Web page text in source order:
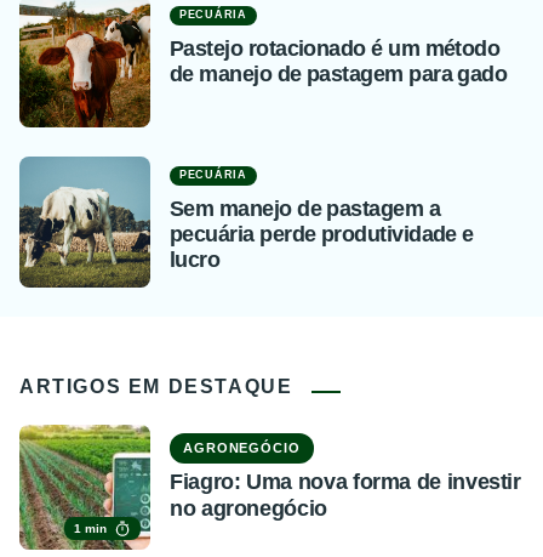
PECUÁRIA
Pastejo rotacionado é um método
de manejo de pastagem para gado
PECUÁRIA
Sem manejo de pastagem a
pecuária perde produtividade e
lucro
ARTIGOS EM DESTAQUE
1 min
AGRONEGÓCIO
Fiagro: Uma nova forma de investir
no agronegócio